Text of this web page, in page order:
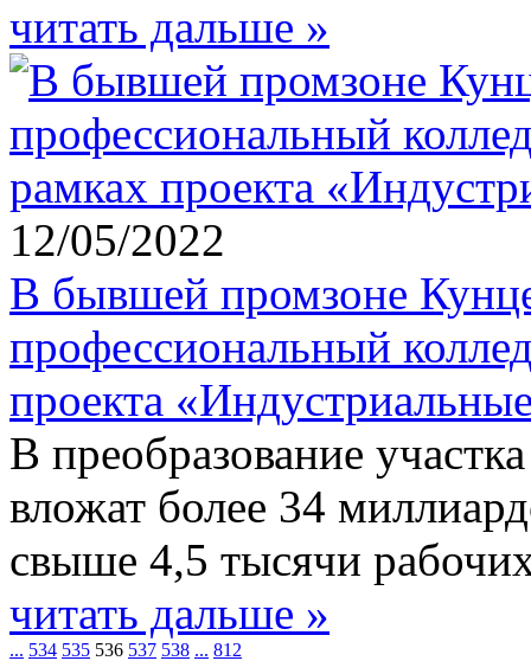
читать дальше »
12/05/2022
В бывшей промзоне
профессиональный
проекта
В преобразование
вложат более 34
свыше 4,5 тысячи
читать дальше »
... 534 535 536 537 538 ... 812